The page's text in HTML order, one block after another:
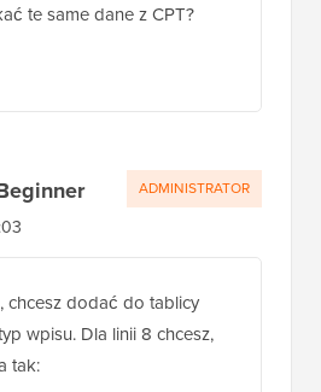
te same dane z CPT?
chcesz dodać do tablicy
wpisu. Dla linii 8 chcesz,
tak:
ADMINISTRATOR